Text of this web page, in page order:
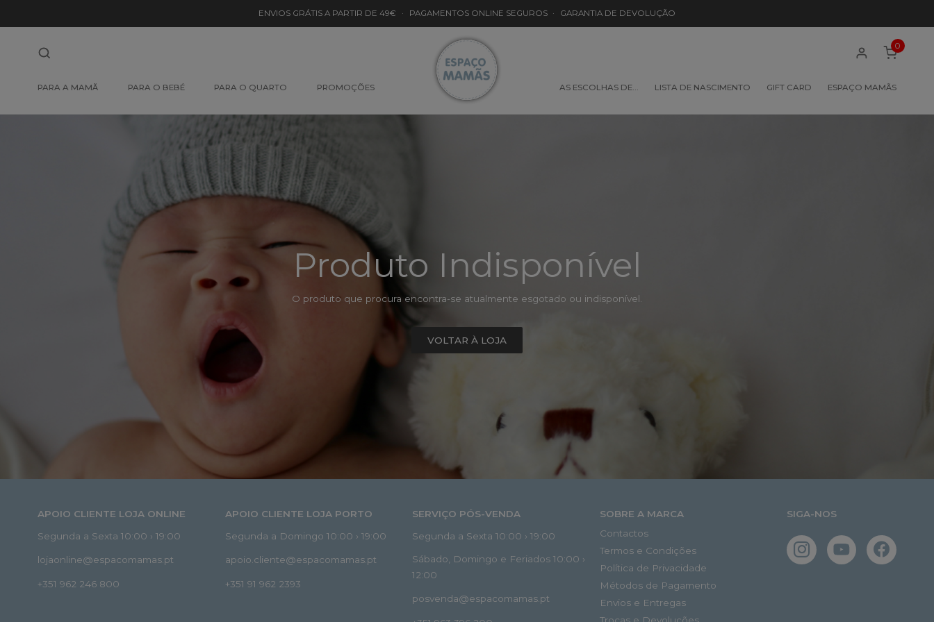
de
Produto
Sem
Produto
ENVIOS GRÁTIS A PARTIR DE 49€ · PAGAMENTOS ONLINE SEGUROS · GARANTIA DE DEVOLUÇÃO
PARA A MAMÃ PARA O BEBÉ PARA O QUARTO PROMOÇÕES AS ESCOLHAS DE… LISTA DE NASCIMENTO GIFT CARD ESPAÇO MAMÃS
0
Produto Indisponível
O produto que procura encontra-se atualmente esgotado ou indisponível.
VOLTAR À LOJA
APOIO CLIENTE LOJA ONLINE
Segunda a Sexta 10:00 › 19:00
lojaonline@espacomamas.pt
+351 962 246 800
APOIO CLIENTE LOJA PORTO
Segunda a Domingo 10:00 › 19:00
apoio.cliente@espacomamas.pt
+351 91 962 2393
SERVIÇO PÓS-VENDA
Segunda a Sexta 10:00 › 19:00
Sábado, Domingo e Feriados 10:00 ›
12:00
posvenda@espacomamas.pt
SOBRE A MARCA
Contactos
Termos e Condições
Política de Privacidade
Métodos de Pagamento
Envios e Entregas
SIGA-NOS